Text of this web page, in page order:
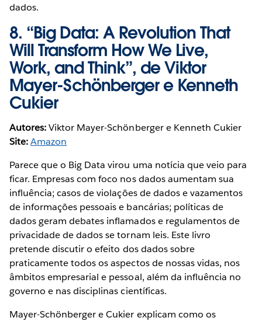
dados.
8. “Big Data: A Revolution That
Will Transform How We Live,
Work, and Think”, de Viktor
Mayer-Schönberger e Kenneth
Cukier
Autores:Viktor Mayer-Schönberger e Kenneth Cukier
Site:Amazon
Parece que o Big Data virou uma notícia que veio para
ficar. Empresas com foco nos dados aumentam sua
influência; casos de violações de dados e vazamentos
de informações pessoais e bancárias; políticas de
dados geram debates inflamados e regulamentos de
privacidade de dados se tornam leis. Este livro
pretende discutir o efeito dos dados sobre
praticamente todos os aspectos de nossas vidas, nos
âmbitos empresarial e pessoal, além da influência no
governo e nas disciplinas científicas.
Mayer-Schönberger e Cukier explicam como os